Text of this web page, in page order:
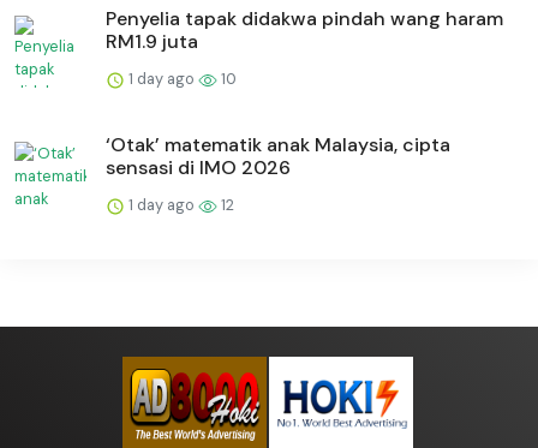
Penyelia tapak didakwa pindah wang haram
RM1.9 juta
1 day ago 10
‘Otak’ matematik anak Malaysia, cipta
sensasi di IMO 2026
1 day ago 12